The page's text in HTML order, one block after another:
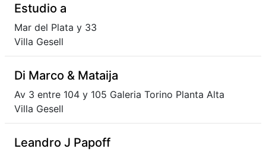
Estudio a
Mar del Plata y 33
Villa Gesell
Di Marco & Mataija
Av 3 entre 104 y 105 Galeria Torino Planta Alta
Villa Gesell
Leandro J Papoff